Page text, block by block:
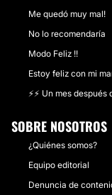
Me quedó muy mal!
No lo recomendaría
Modo Feliz !!
Estoy feliz con mi
⚡️⚡️ Un mes
SOBRE NOSOTROS
¿Quiénes somos?
Equipo editorial
Denuncia de